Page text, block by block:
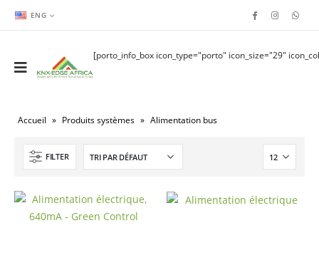
ENG
[porto_info_box icon_type="porto" icon_size="29"
Accueil » Produits systèmes » Alimentation bus
FILTER